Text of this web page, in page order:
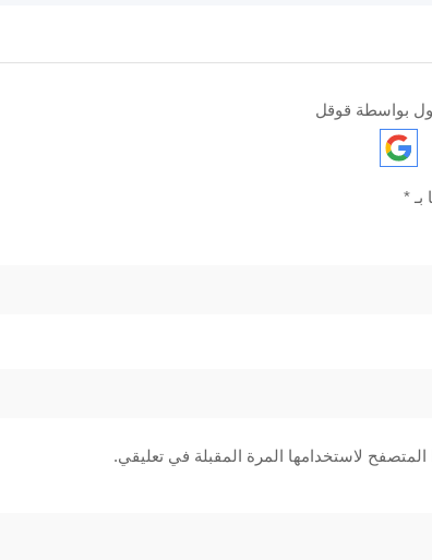
بواسطة قوقل
بـ *
لاستخدامها المرة المقبلة في تعليقي.